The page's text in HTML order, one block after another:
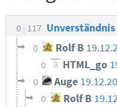
0 117
0 Rolf B
0 HTML_go
0 Auge
0 Rolf B